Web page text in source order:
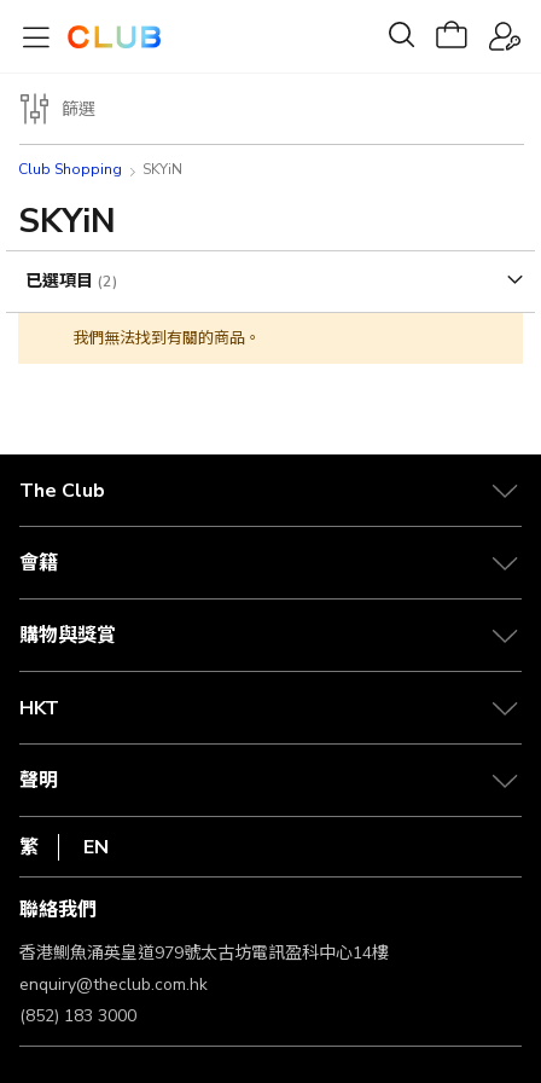
Club Shopping SKYiN
SKYiN
我們無法找到有關的商品。
篩選
已選項目
The Club
關於 The Club
合作夥伴
媒體中心
會籍
會籍及專屬禮遇
賺取積分
購物與獎賞
物流與配送
Club Shopping 商品領取站
常見問題
HKT
csl.
1010
HKT
聲明
私隱聲明
使用條款
條款及細則
不歧視及不騷擾聲明
認可牌照及通告
繁 EN
聯絡我們
香港鰂魚涌英皇道979號太古坊電訊盈科中心14樓
enquiry@theclub.com.hk
(852) 183 3000